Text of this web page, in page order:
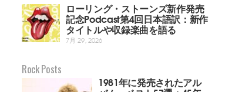
ローリング・ストーンズ新作発売
記念Podcast第4回日本語訳：新作
タイトルや収録楽曲を語る
7月 29, 2026
Rock Posts
1981年に発売されたアル